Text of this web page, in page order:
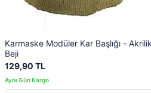
Karmaske Modüler Kar Başlığı -
Beji
129,90 TL